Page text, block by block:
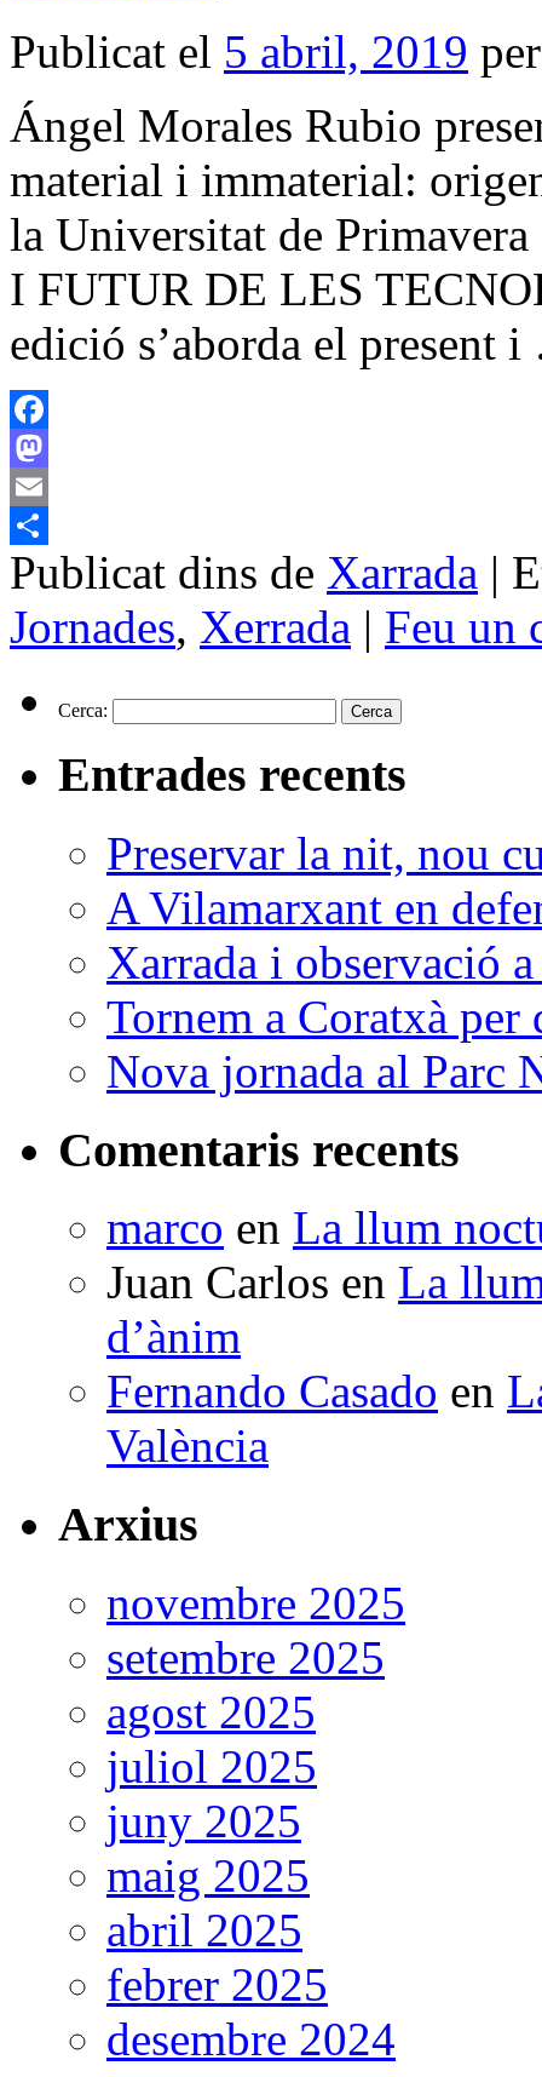
Publicat el 5 abril, 2019 per
Ángel Morales Rubio
material i immaterial:
la Universitat de
I FUTUR DE LES
edició s’aborda el
Facebook
Mastodon
Email
Comparteix
Publicat dins de Xarrada |
Jornades, Xerrada | Feu un
Cerca:
Entrades recents
Preservar la nit, nou
A Vilamarxant en
Xarrada i observació
Tornem a Coratxà per
Nova jornada al Parc
Comentaris recents
marco en La llum
Juan Carlos en La
d’ànim
Fernando Casado en
València
Arxius
novembre 2025
setembre 2025
agost 2025
juliol 2025
juny 2025
maig 2025
abril 2025
febrer 2025
desembre 2024